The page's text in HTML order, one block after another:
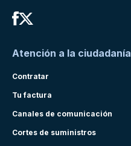
Atención a la ciudadanía
Contratar
Tu factura
Canales de comunicación
Cortes de suministros